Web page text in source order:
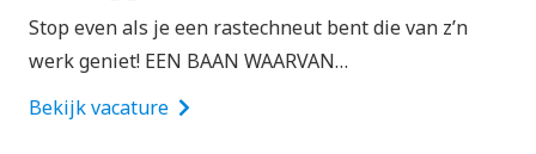
Stop even als je een rastechneut bent die van z’n
werk geniet! EEN BAAN WAARVAN…
Bekijk vacature